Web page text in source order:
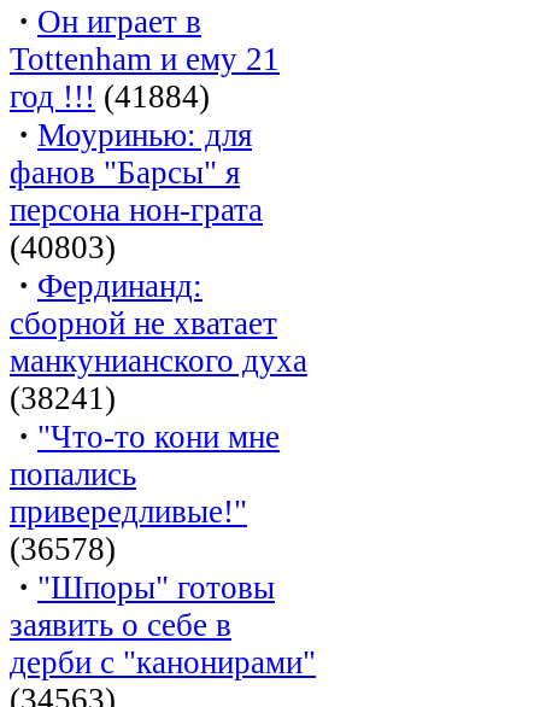
· Он играет в
Tottenham и ему 21
год !!! (41884)
· Моуринью: для
фанов "Барсы" я
персона нон-грата
(40803)
· Фердинанд:
сборной не хватает
манкунианского духа
(38241)
· "Что-то кони мне
попались
привередливые!"
(36578)
· "Шпоры" готовы
заявить о себе в
дерби с "канонирами"
(34563)